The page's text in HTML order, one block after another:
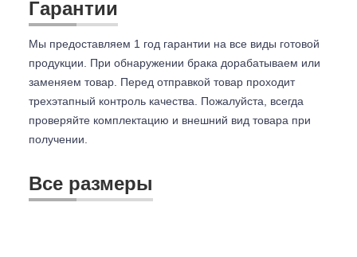
Гарантии
Мы предоставляем 1 год гарантии на все виды готовой
продукции. При обнаружении брака дорабатываем или
заменяем товар. Перед отправкой товар проходит
трехэтапный контроль качества. Пожалуйста, всегда
проверяйте комплектацию и внешний вид товара при
получении.
Все размеры